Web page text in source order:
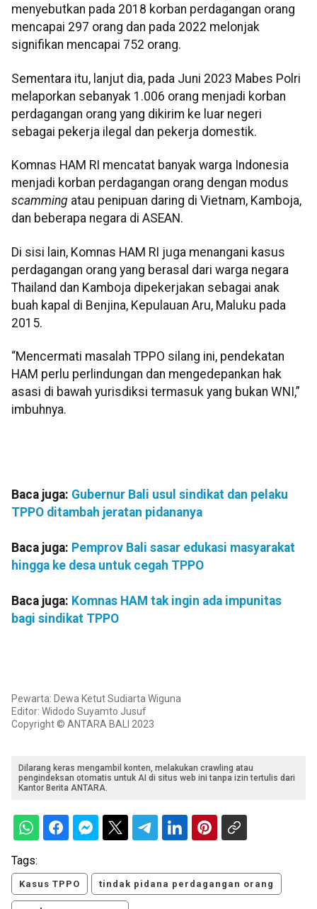
menyebutkan pada 2018 korban perdagangan orang
mencapai 297 orang dan pada 2022 melonjak
signifikan mencapai 752 orang.
Sementara itu, lanjut dia, pada Juni 2023 Mabes Polri
melaporkan sebanyak 1.006 orang menjadi korban
perdagangan orang yang dikirim ke luar negeri
sebagai pekerja ilegal dan pekerja domestik.
Komnas HAM RI mencatat banyak warga Indonesia
menjadi korban perdagangan orang dengan modus
scamming atau penipuan daring di Vietnam, Kamboja,
dan beberapa negara di ASEAN.
Di sisi lain, Komnas HAM RI juga menangani kasus
perdagangan orang yang berasal dari warga negara
Thailand dan Kamboja dipekerjakan sebagai anak
buah kapal di Benjina, Kepulauan Aru, Maluku pada
2015.
“Mencermati masalah TPPO silang ini, pendekatan
HAM perlu perlindungan dan mengedepankan hak
asasi di bawah yurisdiksi termasuk yang bukan WNI,”
imbuhnya.
Baca juga: Gubernur Bali usul sindikat dan pelaku
TPPO ditambah jeratan pidananya
Baca juga: Pemprov Bali sasar edukasi masyarakat
hingga ke desa untuk cegah TPPO
Baca juga: Komnas HAM tak ingin ada impunitas
bagi sindikat TPPO
Pewarta: Dewa Ketut Sudiarta Wiguna
Editor: Widodo Suyamto Jusuf
Copyright © ANTARA BALI 2023
Dilarang keras mengambil konten, melakukan crawling atau
pengindeksan otomatis untuk AI di situs web ini tanpa izin tertulis dari
Kantor Berita ANTARA.
Tags:
Kasus TPPO tindak pidana perdagangan orang